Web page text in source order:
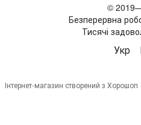
©
Безперервна
Тисячі
Укр
Інтернет-магазин створений з Хорошоп